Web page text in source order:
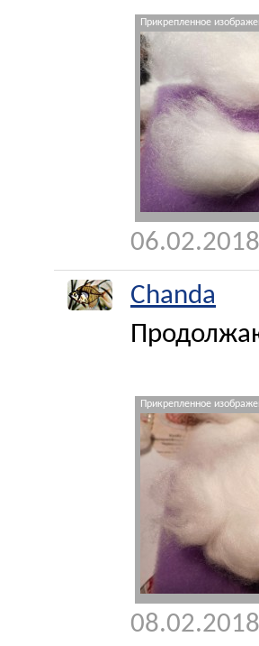
Прикрепленное
Chanda
Прикрепленное